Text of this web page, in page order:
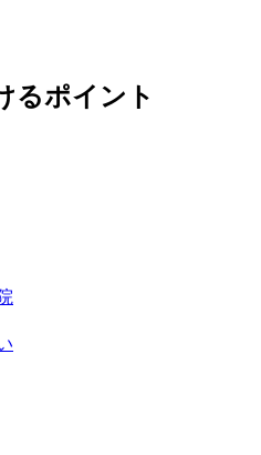
るポイント